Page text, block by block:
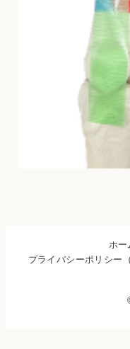
ホー
プライバシーポリシー